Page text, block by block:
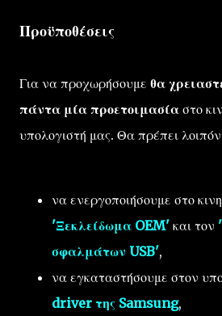
Προϋποθέσεις
Για να προχωρήσουμε θα
πάντα μία προετοιμασία στο
υπολογιστή μας. Θα πρέπει
να ενεργοποιήσουμε στο
'Ξεκλείδωμα OEM' και τον
σφαλμάτων USB',
να εγκαταστήσουμε στον
driver της Samsung,